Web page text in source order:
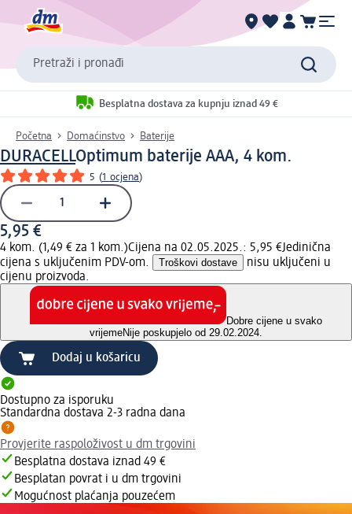
Pretraži i pronađi
Besplatna dostava za kupnju iznad 49 €
Početna Domaćinstvo Baterije
DURACELLOptimum baterije AAA, 4 kom.
5 (1 ocjena)
5,95 €
4 kom. (1,49 € za 1 kom.)Cijena na 02.05.2025.: 5,95 €Jedinična
cijena s uključenim PDV-om.
Troškovi dostave
nisu uključeni u
cijenu proizvoda.
Dobre cijene u svako
vrijemeNije poskupjelo od 29.02.2024.
Dodaj u košaricu
Dostupno za isporuku
Standardna dostava 2-3 radna dana
Provjerite raspoloživost u dm trgovini
Besplatna dostava iznad 49 €
Besplatan povrat i u dm trgovini
Mogućnost plaćanja pouzećem